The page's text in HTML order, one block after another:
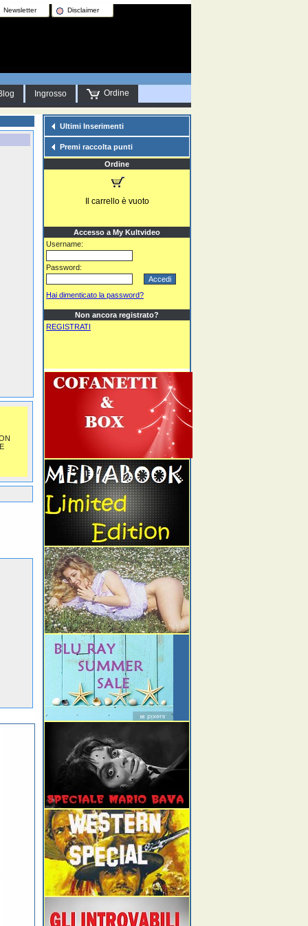
Newsletter Disclaimer
Ingrosso Ordine
Ultimi Inserimenti
Premi raccolta punti
Ordine
Il carrello è vuoto
Accesso a My Kultvideo
Username:
Password:
Hai dimenticato la password?
Non ancora registrato?
REGISTRATI